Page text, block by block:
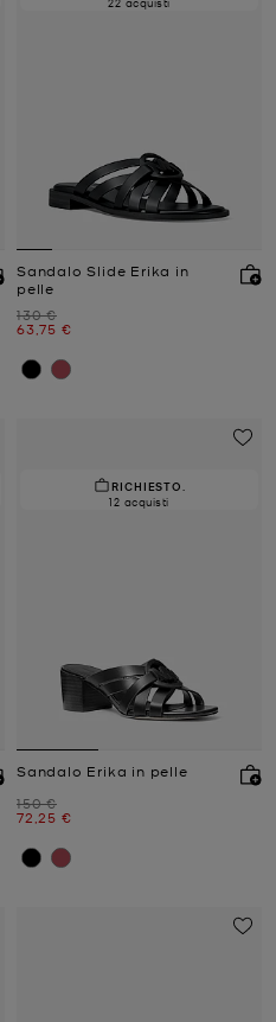
Sandalo Slide Erika in
pelle
Prezzo iniziale
130 €
Prezzo attuale
63,75 €
RICHIESTO.
12 acquisti
Sandalo Erika in pelle
Prezzo iniziale
150 €
Prezzo attuale
72,25 €